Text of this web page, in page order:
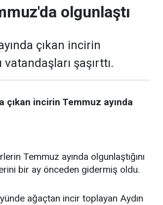
olgunlaştı
çıkan incirin
şaşırttı.
çıkan incirin Temmuz ayında
Temmuz ayında olgunlaştığını
bir ay önceden gidermiş oldu.
ağaçtan incir toplayan Aydın